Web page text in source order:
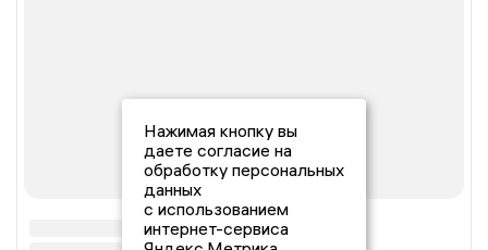
Нажимая кнопку вы
даете согласие на
обработку персональных
данных
с использованием
интернет-сервиса